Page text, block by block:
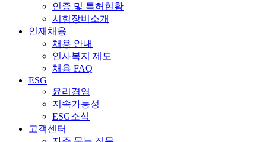
인증 및 특허현황
시험장비소개
인재채용
채용 안내
인사복지 제도
채용 FAQ
ESG
윤리경영
지속가능성
ESG소식
고객센터